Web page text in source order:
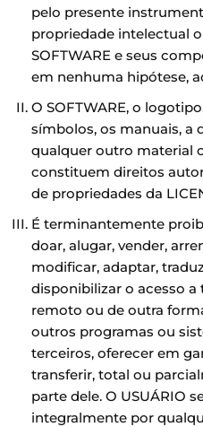
pelo presente
propriedade intelectual
SOFTWARE e seus
em nenhuma hipótese,
O SOFTWARE, o
símbolos, os manuais, a
qualquer outro material
constituem direitos
de propriedades da
É terminantemente
doar, alugar, vender,
modificar, adaptar,
disponibilizar o acesso a
remoto ou de outra
outros programas ou
terceiros, oferecer em
transferir, total ou
parte dele. O USUÁRIO
integralmente por